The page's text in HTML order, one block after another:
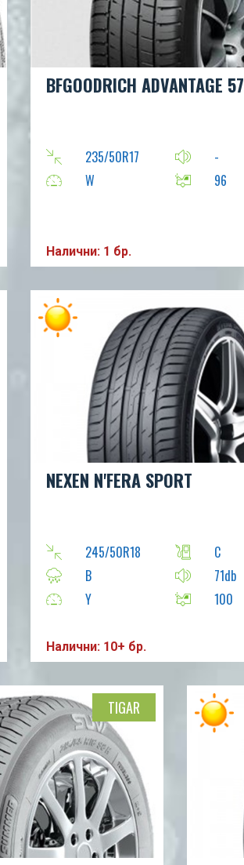
BFGOODRICH ADVANTAGE 57
235/50R17
-
W
96
Налични: 1 бр.
NEXEN N'FERA SPORT
245/50R18
C
B
71db
Y
100
Налични: 10+ бр.
TIGAR